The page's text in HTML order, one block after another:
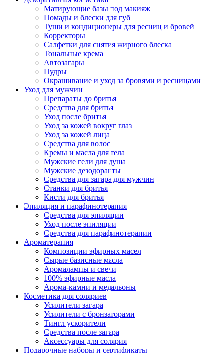
Матирующие базы под макияж
Помады и блески для губ
Туши и кондиционеры для ресниц и бровей
Корректоры
Салфетки для снятия жирного блеска
Тональные крема
Автозагары
Пудры
Окрашивание и уход за бровями и ресницами
Уход для мужчин
Препараты до бритья
Средства для бритья
Уход после бритья
Уход за кожей вокруг глаз
Уход за кожей лица
Средства для волос
Кремы и масла для тела
Мужские гели для душа
Мужские дезодоранты
Средства для загара для мужчин
Станки для бритья
Кисти для бритья
Эпиляция и парафинотерапия
Средства для эпиляции
Уход после эпиляции
Средства для парафинотерапии
Ароматерапия
Композиции эфирных масел
Сырые базисные масла
Аромалампы и свечи
100% эфирные масла
Арома-камни и медальоны
Косметика для соляриев
Усилители загара
Усилители с бронзаторами
Тингл ускорители
Средства после загара
Аксессуары для солярия
Подарочные наборы и сертификаты